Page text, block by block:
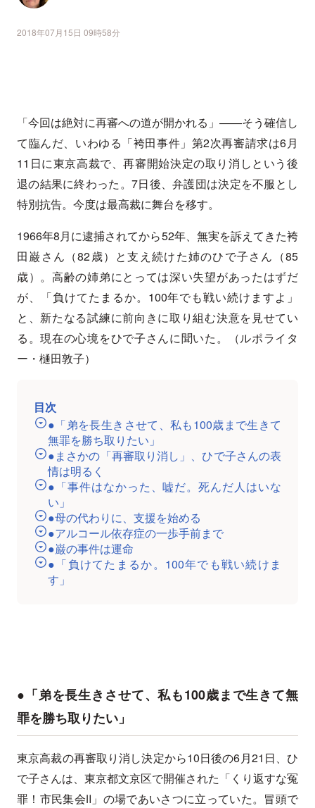
2018年07月15日 09時58分
「今回は絶対に再審への道が開かれる」――そう確信し
て臨んだ、いわゆる「袴田事件」第2次再審請求は6月
11日に東京高裁で、再審開始決定の取り消しという後
退の結果に終わった。7日後、弁護団は決定を不服とし
特別抗告。今度は最高裁に舞台を移す。
1966年8月に逮捕されてから52年、無実を訴えてきた袴
田巌さん（82歳）と支え続けた姉のひで子さん（85
歳）。高齢の姉弟にとっては深い失望があったはずだ
が、「負けてたまるか。100年でも戦い続けますよ」
と、新たなる試練に前向きに取り組む決意を見せてい
る。現在の心境をひで子さんに聞いた。（ルポライタ
ー・樋田敦子）
目次
●「弟を長生きさせて、私も100歳まで生きて
無罪を勝ち取りたい」
●まさかの「再審取り消し」、ひで子さんの表
情は明るく
●「事件はなかった、嘘だ。死んだ人はいな
い」
●母の代わりに、支援を始める
●アルコール依存症の一歩手前まで
●巌の事件は運命
●「負けてたまるか。100年でも戦い続けま
す」
●「弟を長生きさせて、私も100歳まで生きて無
罪を勝ち取りたい」
東京高裁の再審取り消し決定から10日後の6月21日、ひ
で子さんは、東京都文京区で開催された「くり返すな冤
罪！市民集会Ⅱ」の場であいさつに立っていた。冒頭で